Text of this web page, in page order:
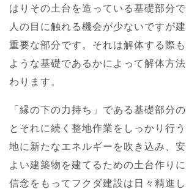
はりその土台を造っている基礎部分
人の目に触れる機会が少ないですが
重要な部分です。それは解体する際
ような基礎であるかによって解体方
わります。
「縁の下の力持ち」である基礎部分
とそれに続く整地作業をしっかり行
地に新たなエネルギーを吹き込み、
よい建築物を建てるための土台作り
信念をもってフクダ建設は日々精進し